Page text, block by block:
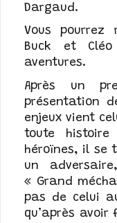
Dargaud.
Vous pourrez
Buck et
aventures.
Après un
présentation
enjeux vient
toute
héroïnes, il se
un
« Grand
pas de celui
qu’après avoir